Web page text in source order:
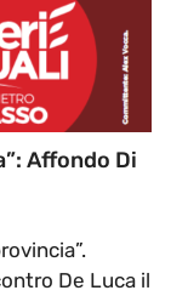
Affondo Di
De Luca il